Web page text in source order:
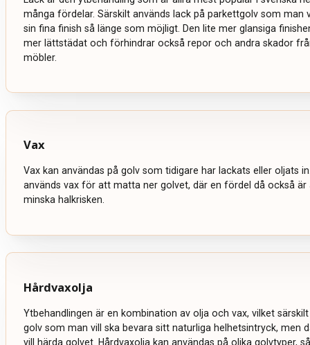
många fördelar. Särskilt används lack på parkettgolv som man
sin fina finish så länge som möjligt. Den lite mer glansiga
mer lättstädat och förhindrar också repor och andra skador
möbler.
Vax
Vax kan användas på golv som tidigare har lackats eller oljats
används vax för att matta ner golvet, där en fördel då också är
minska halkrisken.
Hårdvaxolja
Ytbehandlingen är en kombination av olja och vax, vilket
golv som man vill ska bevara sitt naturliga helhetsintryck, men
vill härda golvet. Hårdvaxolja kan användas på olika golvtyper,